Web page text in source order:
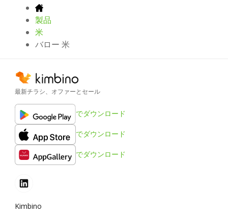
製品
米
バロー 米
最新チラシ、オファーとセール
でダウンロード
でダウンロード
でダウンロード
Kimbino